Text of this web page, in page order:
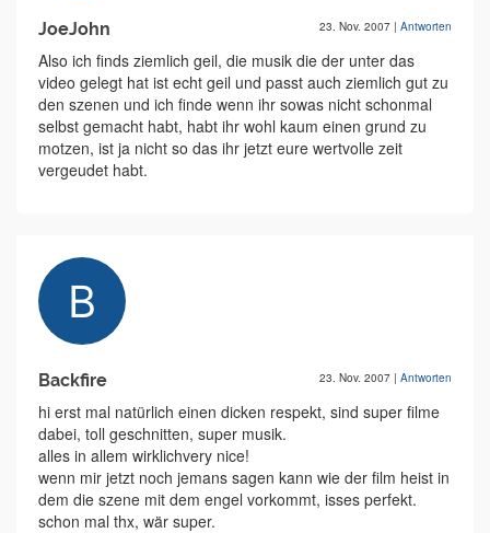
JoeJohn 23. Nov. 2007 | Antworten
Also ich finds ziemlich geil, die musik die der unter das
video gelegt hat ist echt geil und passt auch ziemlich gut zu
den szenen und ich finde wenn ihr sowas nicht schonmal
selbst gemacht habt, habt ihr wohl kaum einen grund zu
motzen, ist ja nicht so das ihr jetzt eure wertvolle zeit
vergeudet habt.
Backfire 23. Nov. 2007 | Antworten
hi erst mal natürlich einen dicken respekt, sind super filme
dabei, toll geschnitten, super musik.
alles in allem wirklichvery nice!
wenn mir jetzt noch jemans sagen kann wie der film heist in
dem die szene mit dem engel vorkommt, isses perfekt.
schon mal thx, wär super.